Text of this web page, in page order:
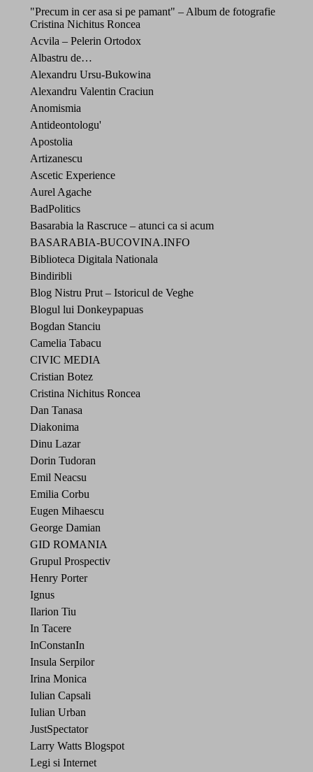
"Precum in cer asa si pe pamant" – Album de fotografie
Cristina Nichitus Roncea
Acvila – Pelerin Ortodox
Albastru de…
Alexandru Ursu-Bukowina
Alexandru Valentin Craciun
Anomismia
Antideontologu'
Apostolia
Artizanescu
Ascetic Experience
Aurel Agache
BadPolitics
Basarabia la Rascruce – atunci ca si acum
BASARABIA-BUCOVINA.INFO
Biblioteca Digitala Nationala
Bindiribli
Blog Nistru Prut – Istoricul de Veghe
Blogul lui Donkeypapuas
Bogdan Stanciu
Camelia Tabacu
CIVIC MEDIA
Cristian Botez
Cristina Nichitus Roncea
Dan Tanasa
Diakonima
Dinu Lazar
Dorin Tudoran
Emil Neacsu
Emilia Corbu
Eugen Mihaescu
George Damian
GID ROMANIA
Grupul Prospectiv
Henry Porter
Ignus
Ilarion Tiu
In Tacere
InConstanIn
Insula Serpilor
Irina Monica
Iulian Capsali
Iulian Urban
JustSpectator
Larry Watts Blogspot
Legi si Internet